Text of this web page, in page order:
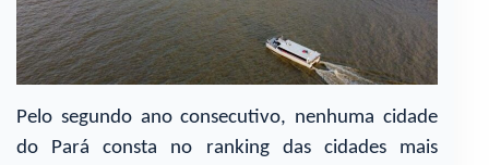
Pelo segundo ano consecutivo, nenhuma cidade
do Pará consta no ranking das cidades mais